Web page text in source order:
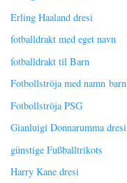
Erling Haaland dresi
fotballdrakt med eget navn
fotballdrakt til Barn
Fotbollströja med namn barn
Fotbollströja PSG
Gianluigi Donnarumma dresi
günstige Fußballtrikots
Harry Kane dresi